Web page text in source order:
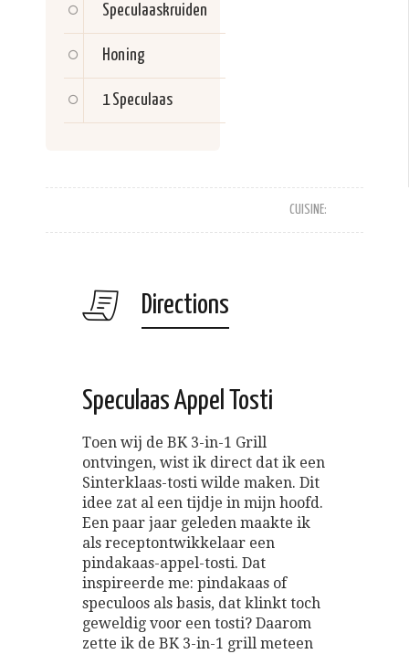
Speculaaskruiden
Honing
1 Speculaas
CUISINE:
Directions
Speculaas Appel Tosti
Toen wij de BK 3-in-1 Grill
ontvingen, wist ik direct dat ik een
Sinterklaas-tosti wilde maken. Dit
idee zat al een tijdje in mijn hoofd.
Een paar jaar geleden maakte ik
als receptontwikkelaar een
pindakaas-appel-tosti. Dat
inspireerde me: pindakaas of
speculoos als basis, dat klinkt toch
geweldig voor een tosti? Daarom
zette ik de BK 3-in-1 grill meteen